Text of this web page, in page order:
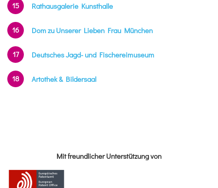
15 Rathausgalerie Kunsthalle
16 Dom zu Unserer Lieben Frau München
17 Deutsches Jagd- und Fischereimuseum
18 Artothek & Bildersaal
Mit freundlicher Unterstützung von